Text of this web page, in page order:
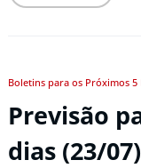
Boletins para os Próximos 5
Previsão
dias (23/07)